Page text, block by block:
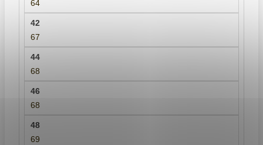
64
67
68
68
69